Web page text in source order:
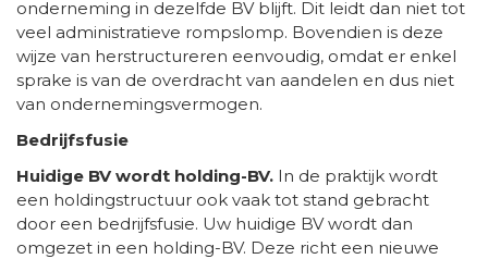
onderneming in dezelfde BV blijft. Dit leidt dan niet tot
veel administratieve rompslomp. Bovendien is deze
wijze van herstructureren eenvoudig, omdat er enkel
sprake is van de overdracht van aandelen en dus niet
van ondernemingsvermogen.
Bedrijfsfusie
Huidige BV wordt holding-BV. In de praktijk wordt
een holdingstructuur ook vaak tot stand gebracht
door een bedrijfsfusie. Uw huidige BV wordt dan
omgezet in een holding-BV. Deze richt een nieuwe